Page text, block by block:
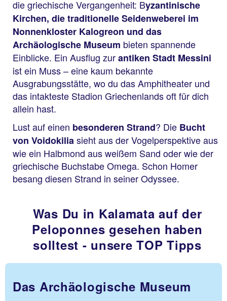
die griechische Vergangenheit: Byzantinische
Kirchen, die traditionelle Seidenweberei im
Nonnenkloster Kalogreon und das
Archäologische Museum bieten spannende
Einblicke. Ein Ausflug zurantiken Stadt Messini
ist ein Muss – eine kaum bekannte
Ausgrabungsstätte, wo du das Amphitheater und
das intakteste Stadion Griechenlands oft für dich
allein hast.
Lust auf einen besonderen Strand? Die Bucht
von Voidokiliasieht aus der Vogelperspektive aus
wie ein Halbmond aus weißem Sand oder wie der
griechische Buchstabe Omega. Schon Homer
besang diesen Strand in seiner Odyssee.
Was Du in Kalamata auf der
Peloponnes gesehen haben
solltest - unsere TOP Tipps
Das Archäologische Museum